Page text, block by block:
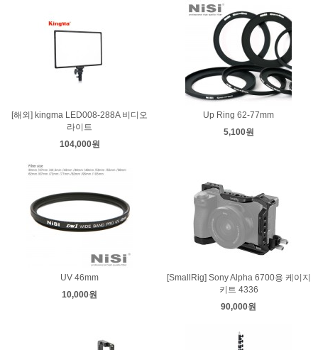
[해외] kingma LED008-288A 비디오
라이트
104,000원
Up Ring 62-77mm
5,100원
UV 46mm
10,000원
[SmallRig] Sony Alpha 6700용 케이지
키트 4336
90,000원